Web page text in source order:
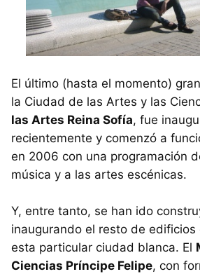
El último (hasta el momento)
la Ciudad de las Artes y las
las Artes Reina Sofía, fue
recientemente y comenzó a
en 2006 con una programación
música y a las artes escénicas.
Y, entre tanto, se han ido
inaugurando el resto de edificios
esta particular ciudad blanca. El
Ciencias Príncipe Felipe, con